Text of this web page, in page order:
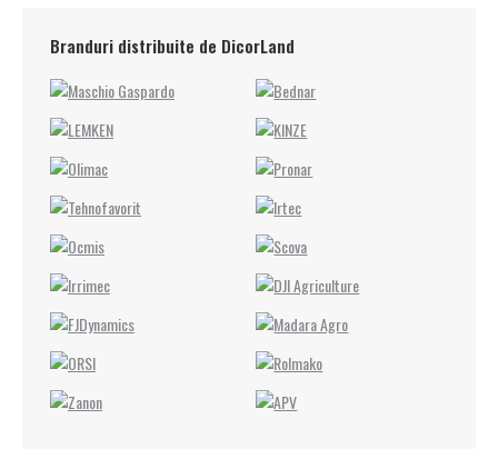
Branduri distribuite de DicorLand